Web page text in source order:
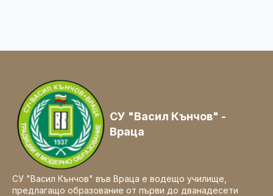
СУ "Васил Кънчов" -
Враца
СУ "Васил Кънчов" във Враца е водещо училище,
предлагащо образование от първи до дванадесети